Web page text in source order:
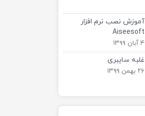
آموزش نصب نرم افزار
Aiseesoft
۴ آبان ۱۳۹۹
غلبه سایبری
۲۶ بهمن ۱۳۹۹